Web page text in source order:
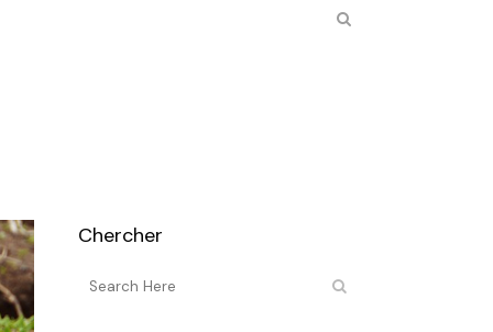
Chercher